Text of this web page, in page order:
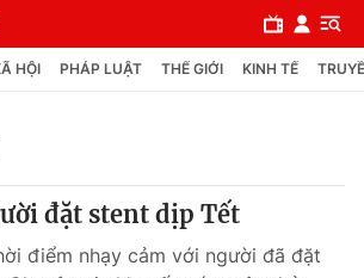
HỘI PHÁP LUẬT THẾ GIỚI KINH TẾ
đặt stent dịp Tết
điểm nhạy cảm với người đã đặt